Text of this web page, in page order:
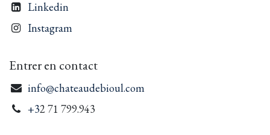
Linkedin
Instagram
Entrer en contact
info@chateaudebioul.com
+32 71 799.943